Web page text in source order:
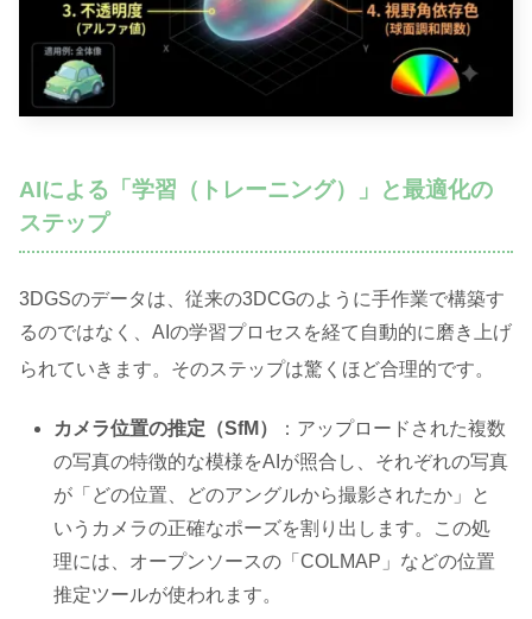
AIによる「学習（トレーニング）」と最適化の
ステップ
3DGSのデータは、従来の3DCGのように手作業で構築す
るのではなく、AIの学習プロセスを経て自動的に磨き上げ
られていきます。そのステップは驚くほど合理的です。
カメラ位置の推定（SfM）
：アップロードされた複数
の写真の特徴的な模様をAIが照合し、それぞれの写真
が「どの位置、どのアングルから撮影されたか」と
いうカメラの正確なポーズを割り出します。この処
理には、オープンソースの「COLMAP」などの位置
推定ツールが使われます。